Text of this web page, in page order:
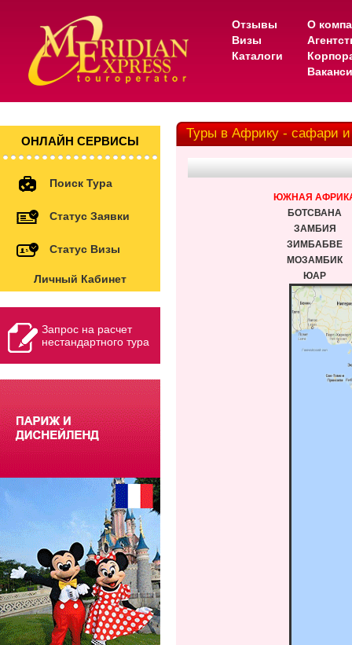
Отзывы
Визы
Каталоги
О
ОНЛАЙН СЕРВИСЫ
Поиск Тура
Статус Заявки
Статус Визы
Личный Кабинет
Запрос на расчет
нестандартного тура
Туры в Африку - сафари и
ЮЖНАЯ
БОТСВАНА
ЗАМБИЯ
ЗИМБАБВЕ
МОЗАМБИК
ЮАР